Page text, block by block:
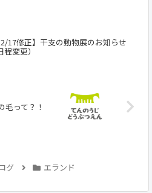
17修正】干支の動物展のお知らせ
程変更）
毛って？！
グ エランド